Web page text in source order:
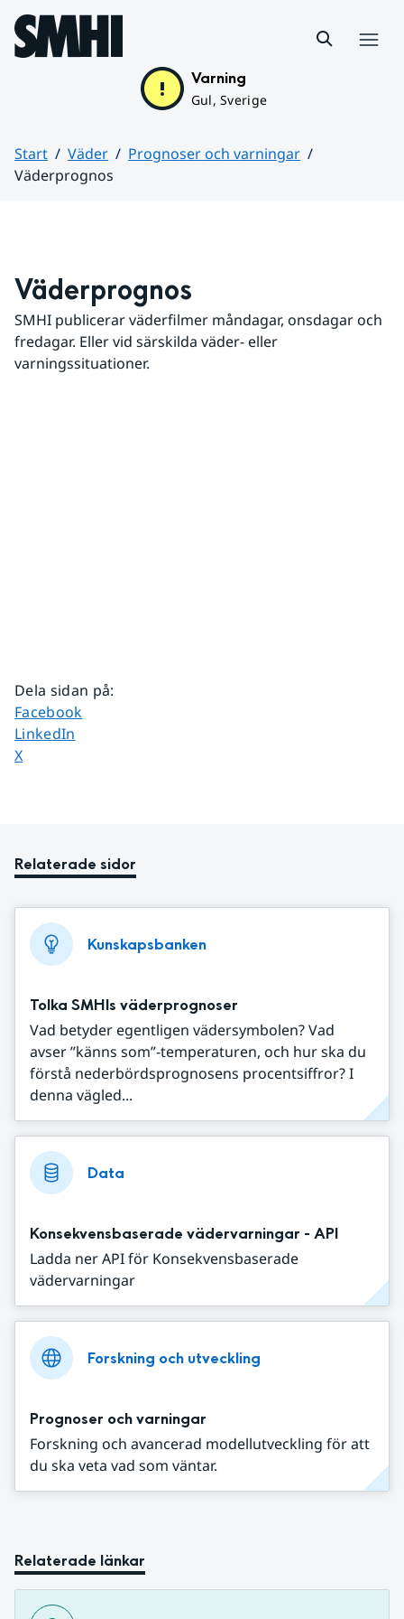
Hoppa till sidans innehåll
Varning
Gul, Sverige
Start Väder
Prognoser och varningar
Väderprognos
Väderprognos
SMHI publicerar väderfilmer måndagar, onsdagar och
fredagar. Eller vid särskilda väder- eller
varningssituationer.
Dela sidan på:
Dela sidan på
Facebook
Dela sidan på
LinkedIn
Dela sidan på
X
Relaterade sidor
Kunskapsbanken
Tolka SMHIs väderprognoser
Vad betyder egentligen vädersymbolen? Vad
avser ”känns som”-temperaturen, och hur ska du
förstå nederbördsprognosens procentsiffror? I
denna vägled...
Data
Konsekvensbaserade vädervarningar - API
Ladda ner API för Konsekvensbaserade
vädervarningar
Forskning och utveckling
Prognoser och varningar
Forskning och avancerad modellutveckling för att
du ska veta vad som väntar.
Relaterade länkar